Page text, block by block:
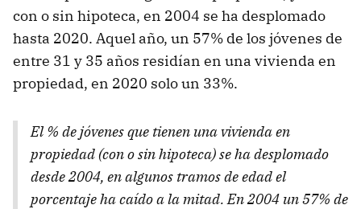
con o sin hipoteca, en 2004 se ha desplomado
hasta 2020. Aquel año, un 57% de los jóvenes de
entre 31 y 35 años residían en una vivienda en
propiedad, en 2020 solo un 33%.
El % de jóvenes que tienen una vivienda en
propiedad (con o sin hipoteca) se ha desplomado
desde 2004, en algunos tramos de edad el
porcentaje ha caído a la mitad. En 2004 un 57% de